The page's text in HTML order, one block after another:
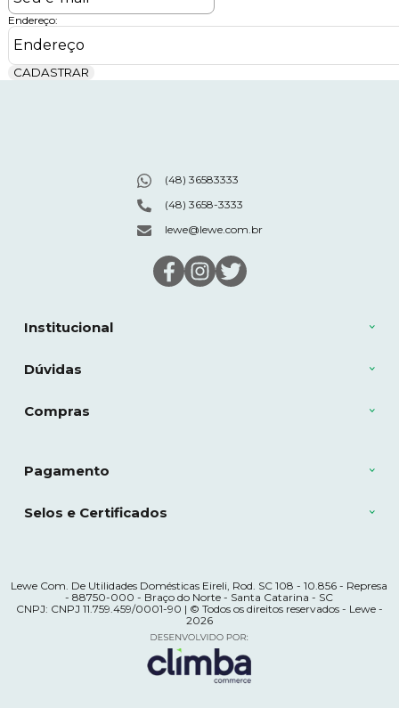
Endereço:
CADASTRAR
Institucional
Dúvidas
Compras
(48) 36583333
(48) 3658-3333
lewe@lewe.com.br
Pagamento
Selos e Certificados
Lewe Com. De Utilidades Domésticas Eireli, Rod. SC 108 - 10.856 - Represa
- 88750-000 - Braço do Norte - Santa Catarina - SC
CNPJ: CNPJ 11.759.459/0001-90 | © Todos os direitos reservados - Lewe -
2026